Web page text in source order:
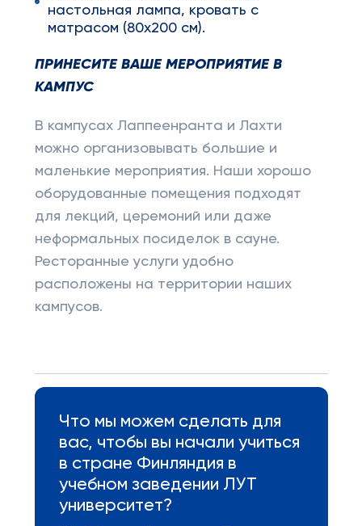
настольная лампа, кровать с
матрасом (80х200 см).
ПРИНЕСИТЕ ВАШЕ МЕРОПРИЯТИЕ В
КАМПУС
В кампусах Лаппеенранта и Лахти
можно организовывать большие и
маленькие мероприятия. Наши хорошо
оборудованные помещения подходят
для лекций, церемоний или даже
неформальных посиделок в сауне.
Ресторанные услуги удобно
расположены на территории наших
кампусов.
Что мы можем сделать для
вас, чтобы вы начали учиться
в стране Финляндия в
учебном заведении ЛУТ
университет?